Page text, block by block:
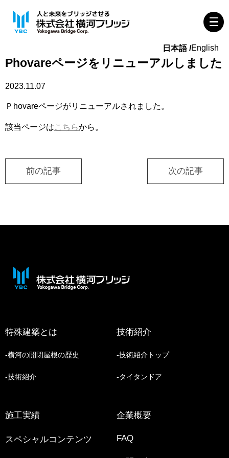
English
Phovareページをリニューアルしました
2023.11.07
Ｐhovareページがリニューアルされました。
該当ページはこちらから。
前の記事 次の記事
特殊建築とは
横河の開閉屋根の歴史
技術紹介
技術紹介
技術紹介トップ
タイタンドア
施工実績
スペシャルコンテンツ
企業概要
FAQ